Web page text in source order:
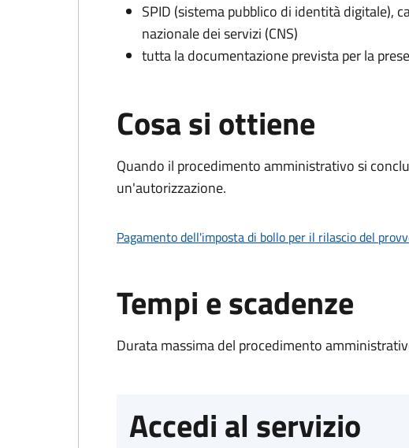
SPID (sistema pubblico di identità digitale),
nazionale dei servizi (CNS)
tutta la documentazione prevista per la
Cosa si ottiene
Quando il procedimento amministrativo si
un'autorizzazione.
Pagamento dell'imposta di bollo per il rilascio del
Tempi e scadenze
Durata massima del procedimento
Accedi al servizio